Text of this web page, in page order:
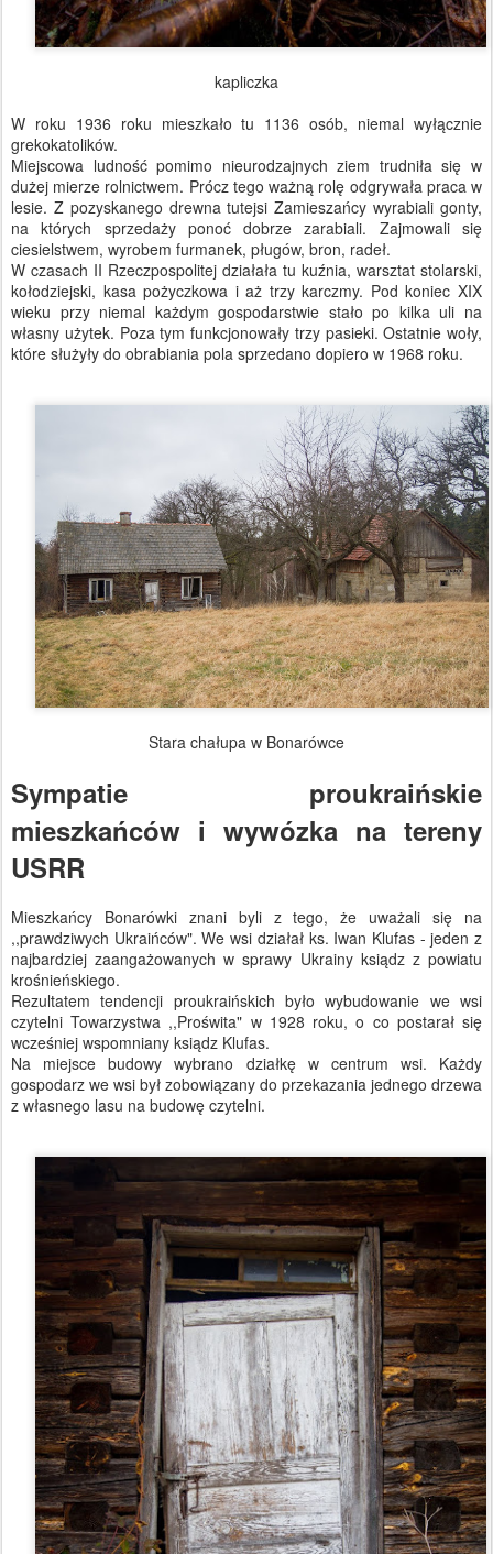
kapliczka
W roku 1936 roku mieszkało tu 1136 osób, niemal wyłącznie
grekokatolików.
Miejscowa ludność pomimo nieurodzajnych ziem trudniła się w
dużej mierze rolnictwem. Prócz tego ważną rolę odgrywała praca w
lesie. Z pozyskanego drewna tutejsi Zamieszańcy wyrabiali gonty,
na których sprzedaży ponoć dobrze zarabiali. Zajmowali się
ciesielstwem, wyrobem furmanek, pługów, bron, radeł.
W czasach II Rzeczpospolitej działała tu kuźnia, warsztat stolarski,
kołodziejski, kasa pożyczkowa i aż trzy karczmy. Pod koniec XIX
wieku przy niemal każdym gospodarstwie stało po kilka uli na
własny użytek. Poza tym funkcjonowały trzy pasieki. Ostatnie woły,
które służyły do obrabiania pola sprzedano dopiero w 1968 roku.
Stara chałupa w Bonarówce
Sympatie proukraińskie
mieszkańców i wywózka na tereny
USRR
Mieszkańcy Bonarówki znani byli z tego, że uważali się na
,,prawdziwych Ukraińców". We wsi działał ks. Iwan Klufas - jeden z
najbardziej zaangażowanych w sprawy Ukrainy ksiądz z powiatu
krośnieńskiego.
Rezultatem tendencji proukraińskich było wybudowanie we wsi
czytelni Towarzystwa ,,Proświta" w 1928 roku, o co postarał się
wcześniej wspomniany ksiądz Klufas.
Na miejsce budowy wybrano działkę w centrum wsi. Każdy
gospodarz we wsi był zobowiązany do przekazania jednego drzewa
z własnego lasu na budowę czytelni.